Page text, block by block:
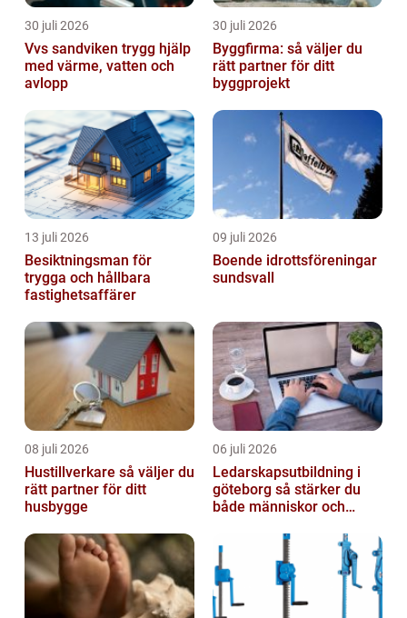
30 juli 2026
Vvs sandviken trygg hjälp
med värme, vatten och
avlopp
30 juli 2026
Byggfirma: så väljer du
rätt partner för ditt
byggprojekt
13 juli 2026
Besiktningsman för
trygga och hållbara
fastighetsaffärer
09 juli 2026
Boende idrottsföreningar
sundsvall
08 juli 2026
Hustillverkare så väljer du
rätt partner för ditt
husbygge
06 juli 2026
Ledarskapsutbildning i
göteborg så stärker du
både människor och